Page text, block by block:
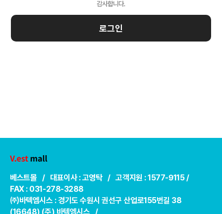
로그인
베스트몰 / 대표이사 : 고영탁 / 고객지원 : 1577-9115 /
FAX : 031-278-3288
㈜바텍엠시스 : 경기도 수원시 권선구 산업로155번길 38
(16648) (주) 바텍엠시스 /